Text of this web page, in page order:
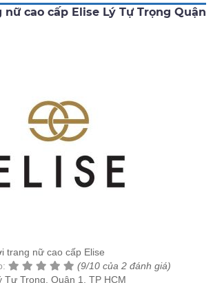
nữ cao cấp Elise Lý Tự Trọng Quận
trang nữ cao cấp Elise
(9/10 của 2 đánh giá)
Tự Trọng, Quận 1, TP HCM